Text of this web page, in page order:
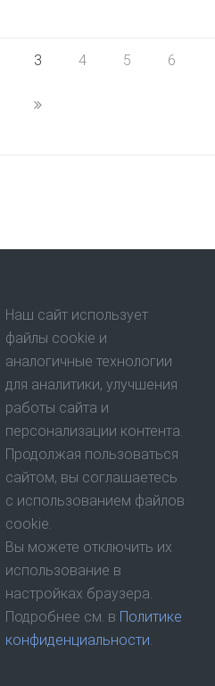
3 4 5 6
Наш сайт использует
файлы cookie и
аналогичные технологии
для аналитики, улучшения
работы сайта и
персонализации контента.
Продолжая пользоваться
сайтом, вы соглашаетесь
с использованием файлов
cookie.
Вы можете отключить их
использование в
настройках браузера.
Подробнее см. в Политике
конфиденциальности.